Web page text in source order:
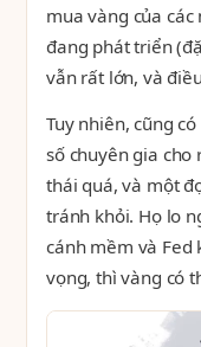
mua vàng của
đang phát triển
vẫn rất lớn, và
Tuy nhiên, cũng
số chuyên gia
thái quá, và một
tránh khỏi. Họ lo
cánh mềm và
vọng, thì vàng có